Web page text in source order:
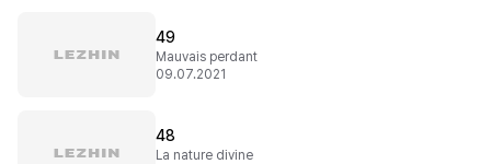
49
Mauvais perdant
09.07.2021
48
La nature divine